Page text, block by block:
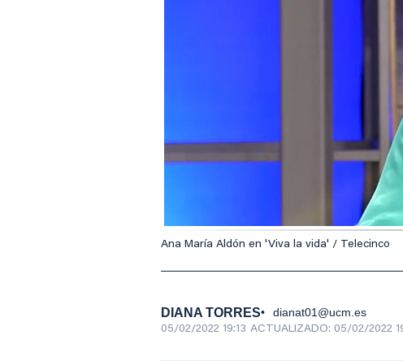
Ana María Aldón en 'Viva la vida' / Telecinco
DIANA TORRES dianat01@ucm.es
05/02/2022 19:13 ACTUALIZADO: 05/02/2022